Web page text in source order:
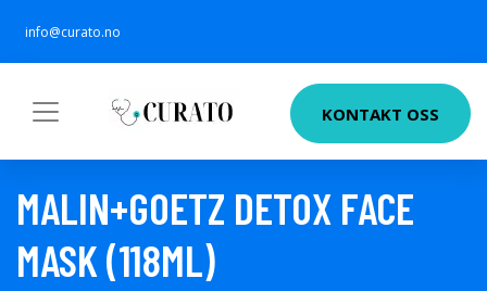
info@curato.no
KONTAKT OSS
MALIN+GOETZ DETOX FACE
MASK (118ML)